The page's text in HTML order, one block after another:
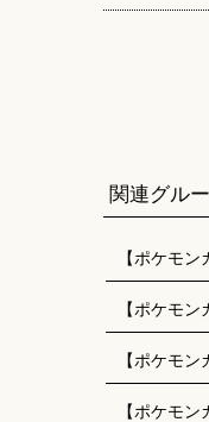
関連グル
【ポケモ
【ポケモ
【ポケモ
【ポケモ